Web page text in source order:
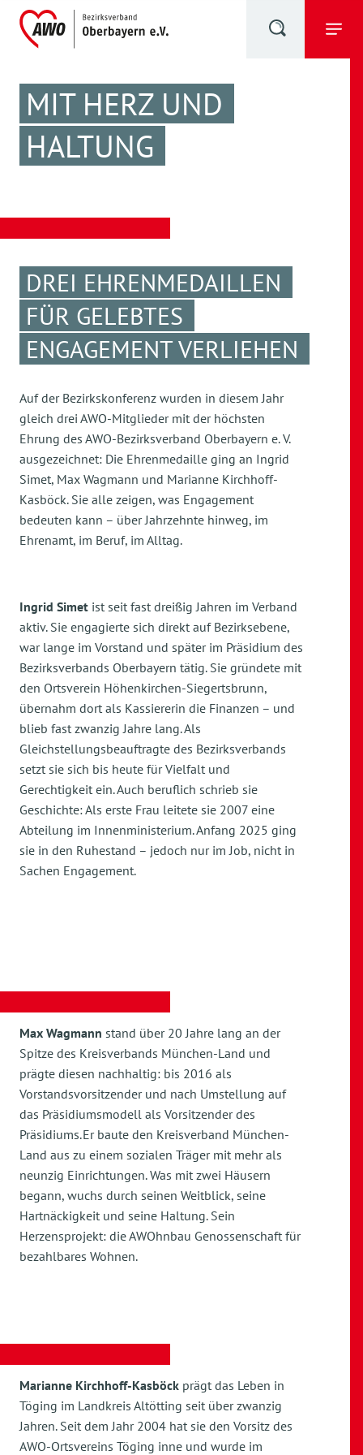
MIT HERZ UND
HALTUNG
DREI EHRENMEDAILLEN
FÜR GELEBTES
ENGAGEMENT VERLIEHEN
Auf der Bezirkskonferenz wurden in diesem Jahr
gleich drei AWO-Mitglieder mit der höchsten
Ehrung des AWO-Bezirksverband Oberbayern e. V.
ausgezeichnet: Die Ehrenmedaille ging an Ingrid
Simet, Max Wagmann und Marianne Kirchhoff-
Kasböck. Sie alle zeigen, was Engagement
bedeuten kann – über Jahrzehnte hinweg, im
Ehrenamt, im Beruf, im Alltag.
Ingrid Simet ist seit fast dreißig Jahren im Verband
aktiv. Sie engagierte sich direkt auf Bezirksebene,
war lange im Vorstand und später im Präsidium des
Bezirksverbands Oberbayern tätig. Sie gründete mit
den Ortsverein Höhenkirchen-Siegertsbrunn,
übernahm dort als Kassiererin die Finanzen – und
blieb fast zwanzig Jahre lang. Als
Gleichstellungsbeauftragte des Bezirksverbands
setzt sie sich bis heute für Vielfalt und
Gerechtigkeit ein. Auch beruflich schrieb sie
Geschichte: Als erste Frau leitete sie 2007 eine
Abteilung im Innenministerium. Anfang 2025 ging
sie in den Ruhestand – jedoch nur im Job, nicht in
Sachen Engagement.
Max Wagmann stand über 20 Jahre lang an der
Spitze des Kreisverbands München-Land und
prägte diesen nachhaltig: bis 2016 als
Vorstandsvorsitzender und nach Umstellung auf
das Präsidiumsmodell als Vorsitzender des
Präsidiums. Er baute den Kreisverband München-
Land aus zu einem sozialen Träger mit mehr als
neunzig Einrichtungen. Was mit zwei Häusern
begann, wuchs durch seinen Weitblick, seine
Hartnäckigkeit und seine Haltung. Sein
Herzensprojekt: die AWOhnbau Genossenschaft für
bezahlbares Wohnen.
Marianne Kirchhoff-Kasböck prägt das Leben in
Töging im Landkreis Altötting seit über zwanzig
Jahren. Seit dem Jahr 2004 hat sie den Vorsitz des
AWO-Ortsvereins Töging inne und wurde im